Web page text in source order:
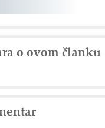
o ovom članku